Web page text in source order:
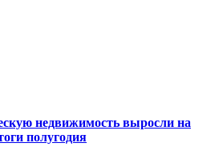
недвижимость выросли на
полугодия